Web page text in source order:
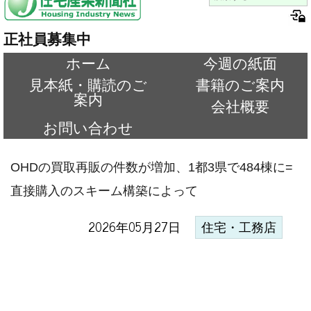
正社員募集中
ホーム
今週の紙面
見本紙・購読のご
案内
書籍のご案内
会社概要
お問い合わせ
OHDの買取再販の件数が増加、1都3県で484棟に=
直接購入のスキーム構築によって
2026年05月27日 住宅・工務店